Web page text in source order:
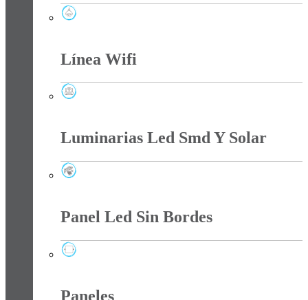
Línea Wifi
Luminarias Led Smd Y Solar
Panel Led Sin Bordes
Paneles